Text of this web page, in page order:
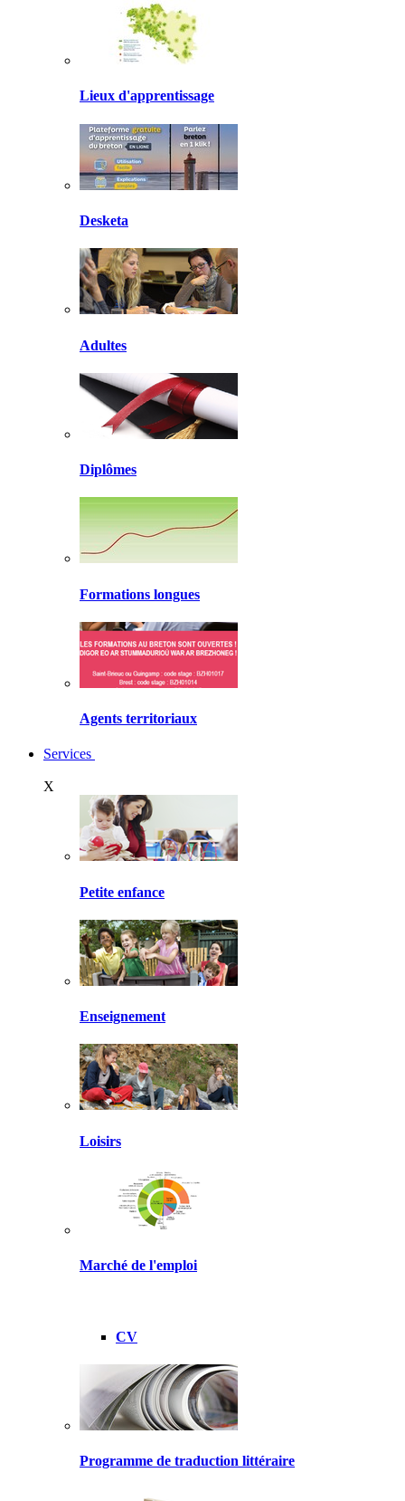
Lieux d'apprentissage
Desketa
Adultes
Diplômes
Formations longues
Agents territoriaux
Services
X
Petite enfance
Enseignement
Loisirs
Marché de l'emploi
CV
Programme de traduction littéraire